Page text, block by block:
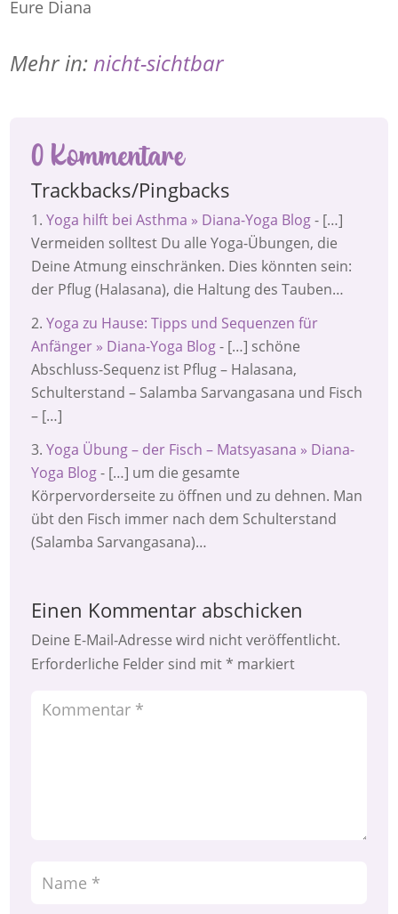
Eure Diana
Mehr in:nicht-sichtbar
0 Kommentare
Trackbacks/Pingbacks
Yoga hilft bei Asthma » Diana-Yoga Blog- […]
Vermeiden solltest Du alle Yoga-Übungen, die
Deine Atmung einschränken. Dies könnten sein:
der Pflug (Halasana), die Haltung des Tauben…
Yoga zu Hause: Tipps und Sequenzen für
Anfänger » Diana-Yoga Blog- […] schöne
Abschluss-Sequenz ist Pflug – Halasana,
Schulterstand – Salamba Sarvangasana und Fisch
– […]
Yoga Übung – der Fisch – Matsyasana » Diana-
Yoga Blog- […] um die gesamte
Körpervorderseite zu öffnen und zu dehnen. Man
übt den Fisch immer nach dem Schulterstand
(Salamba Sarvangasana)…
Einen Kommentar abschicken
Deine E-Mail-Adresse wird nicht veröffentlicht.
Erforderliche Felder sind mit* markiert